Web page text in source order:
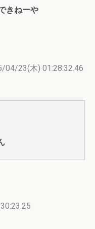
きねーや
04/23(木) 01:28:32.46